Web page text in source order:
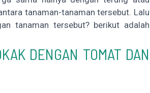
tanaman-tanaman tersebut. Lalu
tanaman tersebut? berikut adalah
DENGAN TOMAT DAN